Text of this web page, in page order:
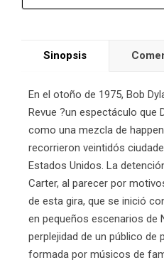
Sinopsis
En el otoño de 1975, Bob
Revue ?un espectáculo que
como una mezcla de
recorrieron veintidós
Estados Unidos. La
Carter, al parecer por
de esta gira, que se inició
en pequeños escenarios de
perplejidad de un público de
formada por músicos de